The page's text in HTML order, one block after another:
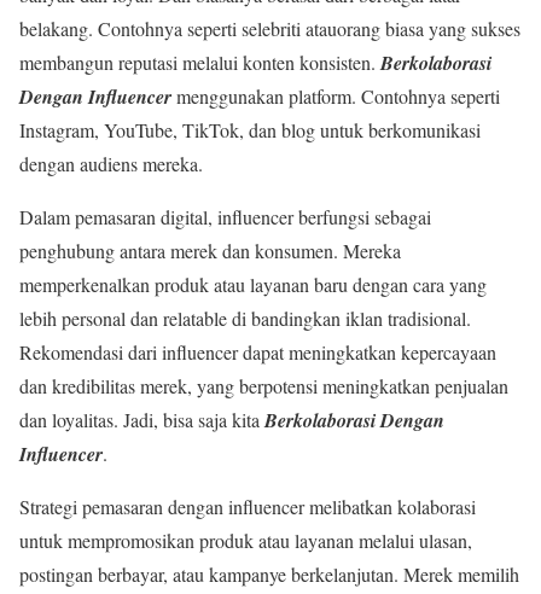
belakang. Contohnya seperti selebriti atauorang biasa yang sukses
membangun reputasi melalui konten konsisten. Berkolaborasi
Dengan Influencermenggunakan platform. Contohnya seperti
Instagram, YouTube, TikTok, dan blog untuk berkomunikasi
dengan audiens mereka.
Dalam pemasaran digital, influencer berfungsi sebagai
penghubung antara merek dan konsumen. Mereka
memperkenalkan produk atau layanan baru dengan cara yang
lebih personal dan relatable di bandingkan iklan tradisional.
Rekomendasi dari influencer dapat meningkatkan kepercayaan
dan kredibilitas merek, yang berpotensi meningkatkan penjualan
dan loyalitas. Jadi, bisa saja kita Berkolaborasi Dengan
Influencer.
Strategi pemasaran dengan influencer melibatkan kolaborasi
untuk mempromosikan produk atau layanan melalui ulasan,
postingan berbayar, atau kampanye berkelanjutan. Merek memilih